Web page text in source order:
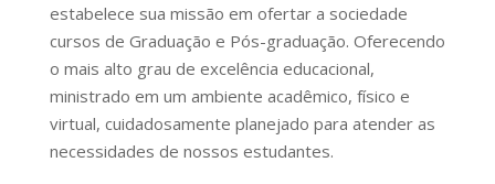
estabelece sua missão em ofertar a sociedade
cursos de Graduação e Pós-graduação. Oferecendo
o mais alto grau de excelência educacional,
ministrado em um ambiente acadêmico, físico e
virtual, cuidadosamente planejado para atender as
necessidades de nossos estudantes.